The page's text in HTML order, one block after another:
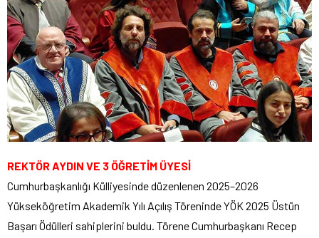
REKTÖR AYDIN VE 3 ÖĞRETİM ÜYESİ
Cumhurbaşkanlığı Külliyesinde düzenlenen 2025–2026
Yükseköğretim Akademik Yılı Açılış Töreninde YÖK 2025 Üstün
Başarı Ödülleri sahiplerini buldu. Törene Cumhurbaşkanı Recep